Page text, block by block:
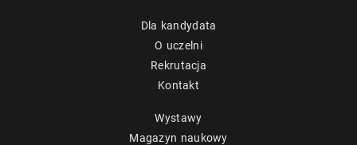
Dla kandydata
O uczelni
Rekrutacja
Kontakt
Wystawy
Magazyn naukowy